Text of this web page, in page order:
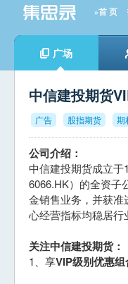
»首 页
广场
中信建投期货
广告 股指期货 期
公司介绍：
中信建投期货成立于
6066.HK）的全资子
金销售业务，并获
心经营指标均稳居行
关注中信建投期货：
1、享VIP级别优惠组